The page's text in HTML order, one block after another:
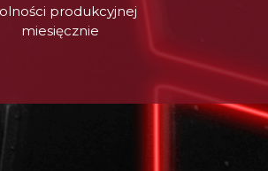
produkcyjnej
miesięcznie